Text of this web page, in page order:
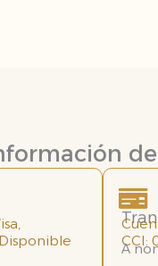
CCI:
A